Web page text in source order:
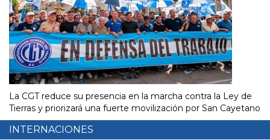
La CGT reduce su presencia en la marcha contra la Ley de
Tierras y priorizará una fuerte movilización por San Cayetano
INTERNACIONES